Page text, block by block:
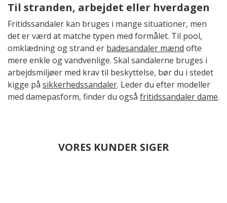
Til stranden, arbejdet eller hverdagen
Fritidssandaler kan bruges i mange situationer, men
det er værd at matche typen med formålet. Til pool,
omklædning og strand er badesandaler mænd ofte
mere enkle og vandvenlige. Skal sandalerne bruges i
arbejdsmiljøer med krav til beskyttelse, bør du i stedet
kigge på sikkerhedssandaler. Leder du efter modeller
med damepasform, finder du også fritidssandaler dame.
VORES KUNDER SIGER